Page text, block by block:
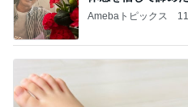
Amebaトピックス